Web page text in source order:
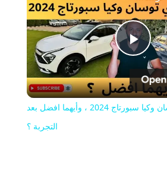
Play
Video
مقارنة هيونداي توسان وكيا سبورتاج 2024 ، وأيهما افضل بعد
التجربة ؟